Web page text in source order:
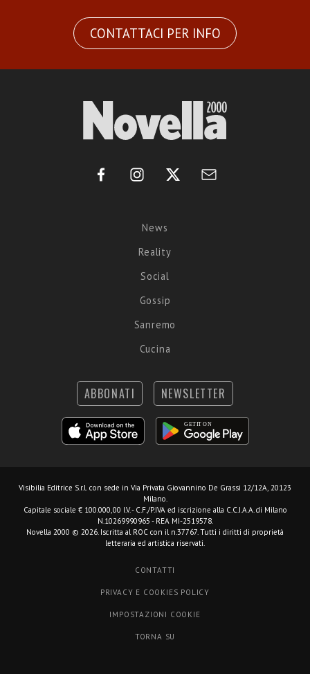
CONTATTACI PER INFO
News
Reality
Social
Gossip
Sanremo
Cucina
ABBONATI NEWSLETTER
Visibilia Editrice S.r.l. con sede in Via Privata Giovannino De Grassi 12/12A, 20123
Milano.
Capitale sociale € 100.000,00 I.V. - C.F./P.IVA ed iscrizione alla C.C.I.A.A. di Milano
N.10269990965 - REA MI-2519578.
Novella 2000 © 2026. Iscritta al ROC con il n.37767. Tutti i diritti di proprietà
letteraria ed artistica riservati.
CONTATTI
PRIVACY E COOKIES POLICY
IMPOSTAZIONI COOKIE
TORNA SU